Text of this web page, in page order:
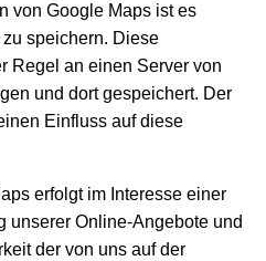
von Google Maps ist es
speichern. Diese
Regel an einen Server von
und dort gespeichert. Der
Einfluss auf diese
erfolgt im Interesse einer
unserer Online-Angebote und
der von uns auf der